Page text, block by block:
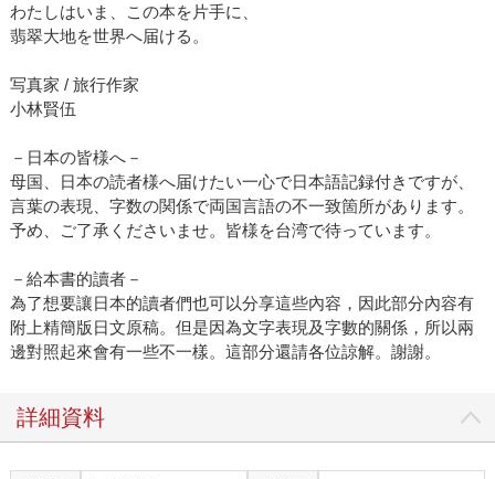
わたしはいま、この本を片手に、
翡翠大地を世界へ届ける。
写真家 / 旅行作家
小林賢伍
－日本の皆様へ－
母国、日本の読者様へ届けたい一心で日本語記録付きですが、
言葉の表現、字数の関係で両国言語の不一致箇所があります。
予め、ご了承くださいませ。皆様を台湾で待っています。
－給本書的讀者－
為了想要讓日本的讀者們也可以分享這些內容，因此部分內容有
附上精簡版日文原稿。但是因為文字表現及字數的關係，所以兩
邊對照起來會有一些不一樣。這部分還請各位諒解。謝謝。
詳細資料